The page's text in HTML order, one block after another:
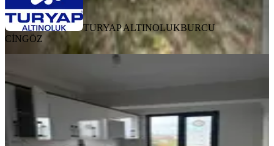
TURYAP ALTINOLUKBURCU
CİNGÖZ
Ayvacık, Hamdibey Mahallesi
2+1· 4. Kat 29.07.2026